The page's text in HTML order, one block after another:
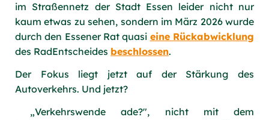
im Straßennetz der Stadt Essen leider nicht nur
kaum etwas zu sehen, sondern im März 2026 wurde
durch den Essener Rat quasi eine Rückabwicklung
des RadEntscheides beschlossen.
Der Fokus liegt jetzt auf der Stärkung des
Autoverkehrs. Und jetzt?
„Verkehrswende ade?", nicht mit dem